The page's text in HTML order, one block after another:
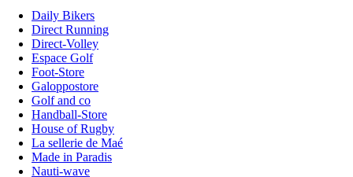
Daily Bikers
Direct Running
Direct-Volley
Espace Golf
Foot-Store
Galoppostore
Golf and co
Handball-Store
House of Rugby
La sellerie de Maé
Made in Paradis
Nauti-wave